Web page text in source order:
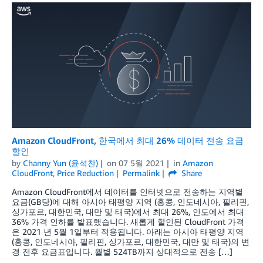
Amazon CloudFront, 한국에서 최대 26% 데이터 전송 요금
할인
by Channy Yun (윤석찬) on 07 5월 2021 in Amazon
CloudFront, Price Reduction Permalink
Share
Amazon CloudFront에서 데이터를 인터넷으로 전송하는 지역별
요금(GB당)에 대해 아시아 태평양 지역 (홍콩, 인도네시아, 필리핀,
싱가포르, 대한민국, 대만 및 태국)에서 최대 26%, 인도에서 최대
36% 가격 인하를 발표했습니다. 새롭게 할인된 CloudFront 가격
은 2021 년 5월 1일부터 적용됩니다. 아래는 아시아 태평양 지역
(홍콩, 인도네시아, 필리핀, 싱가포르, 대한민국, 대만 및 태국)의 변
경 전후 요금표입니다. 월별 524TB까지 상대적으로 전송 […]